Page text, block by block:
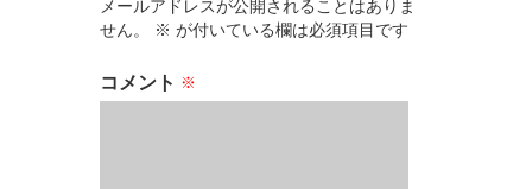
メールアドレスが公開されることはありま
せん。
※ が付いている欄は必須項目です
コメント ※